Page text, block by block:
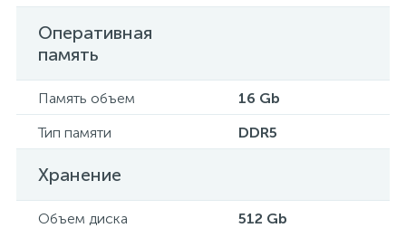
Оперативная
память
Память объем
16 Gb
Тип памяти
DDR5
Хранение
Объем диска
512 Gb